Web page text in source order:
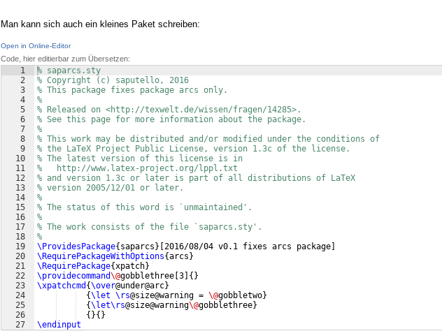
Man kann sich auch ein kleines Paket schreiben:
Open in Online-Editor
Code, hier editierbar zum Übersetzen:
1
2
3
4
5
6
7
8
9
10
11
12
13
14
15
16
17
18
19
20
21
22
23
24
25
26
27
% saparcs.sty
% Copyright (c) saputello, 2016
% This package fixes package arcs only.
%
% Released on <http://texwelt.de/wissen/fragen/14285>.
% See this page for more information about the package.
%
% This work may be distributed and/or modified under the conditions of
% the LaTeX Project Public License, version 1.3c of the license.
% The latest version of this license is in
%   http://www.latex-project.org/lppl.txt
% and version 1.3c or later is part of all distributions of LaTeX
% version 2005/12/01 or later.
%
% The status of this word is `unmaintained'.
%
% The work consists of the file `saparcs.sty'.
%
\ProvidesPackage{ saparcs } 2016/08/04 v0.1 fixes arcs package
\RequirePackageWithOptions{arcs }
\RequirePackage{xpatch}
\providecommand\@gobblethree 3 { }
\xpatchcmd {\over@under@arc}
{\let \rs@size@warning = \@gobbletwo}
{\let\rs@size@warning\@gobblethree}
{ }{ }
\endinput